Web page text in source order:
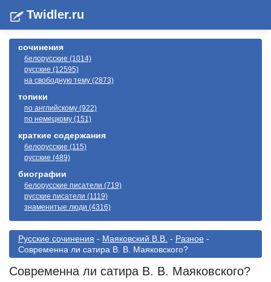
Twidler.ru
сочинения
белорусские (1014)
русские (12595)
на свободную тему (2873)
топики
по английскому (922)
по немецкому (151)
краткие содержания
белорусские (115)
русские (489)
биографии
белорусские писатели (719)
русские писатели (1119)
знаменитые люди (4316)
Русские сочинения - Маяковский В.В. - Разное -
Современна ли сатира В. В. Маяковского?
Современна ли сатира В. В. Маяковского?